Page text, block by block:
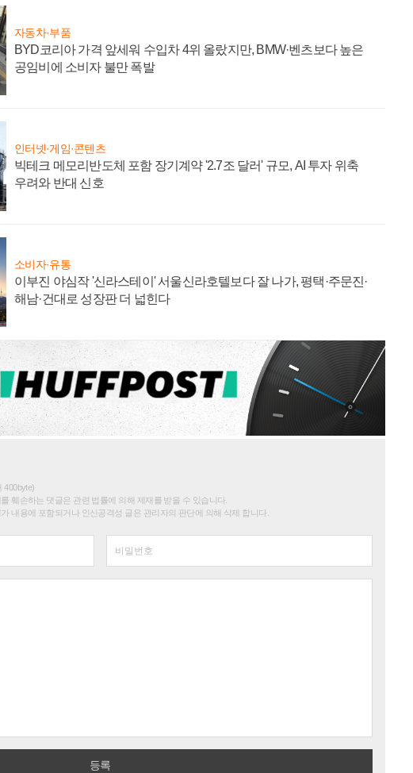
자동차·부품
BYD코리아 가격 앞세워 수입차 4위 올랐지만, BMW·벤츠보다 높은
공임비에 소비자 불만 폭발
인터넷·게임·콘텐츠
빅테크 메모리반도체 포함 장기계약 '2.7조 달러' 규모, AI 투자 위축
우려와 반대 신호
소비자·유통
이부진 야심작 '신라스테이' 서울신라호텔보다 잘 나가, 평택·주문진·
해남·건대로 성장판 더 넓힌다
400byte)
훼손하는 댓글은 관련 법률에 의해 제재를 받을 수 있습니다.
내용에 포함되거나 인신공격성 글은 관리자의 판단에 의해 삭제 합니다.